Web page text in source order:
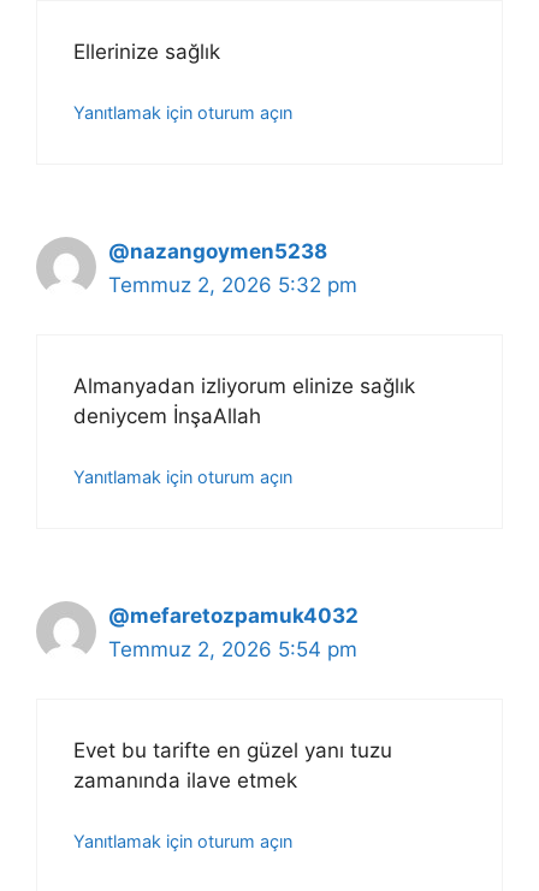
Ellerinize sağlık
Yanıtlamak için oturum açın
@nazangoymen5238
Temmuz 2, 2026 5:32 pm
Almanyadan izliyorum elinize sağlık
deniycem İnşaAllah
Yanıtlamak için oturum açın
@mefaretozpamuk4032
Temmuz 2, 2026 5:54 pm
Evet bu tarifte en güzel yanı tuzu
zamanında ilave etmek
Yanıtlamak için oturum açın